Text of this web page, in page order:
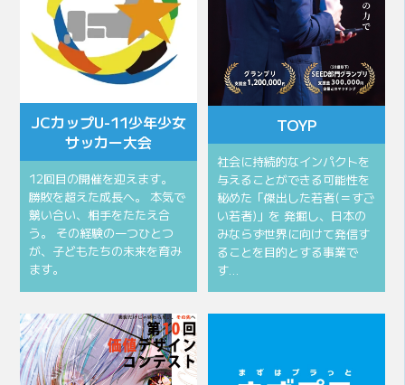
JCカップU-11少年少女
サッカー大会
12回目の開催を迎えます。
勝敗を超えた成長へ。 本気で
競い合い、相手をたたえ合
う。 その経験の一つひとつ
が、子どもたちの未来を育み
ます。
TOYP
社会に持続的なインパクトを
与えることができる可能性を
秘めた「傑出した若者(＝すご
い若者)」を 発掘し、日本の
みならず世界に向けて発信す
ることを目的とする事業で
す…